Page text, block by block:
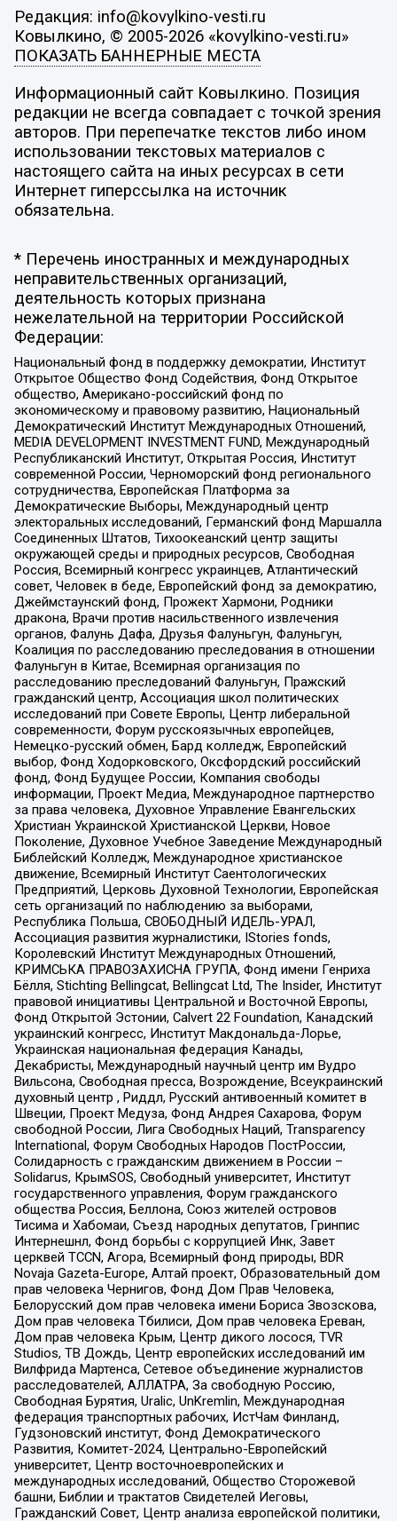
Редакция: info@kovylkino-vesti.ru
Ковылкино, © 2005-2026 «kovylkino-vesti.ru»
ПОКАЗАТЬ БАННЕРНЫЕ МЕСТА
Информационный сайт Ковылкино. Позиция
редакции не всегда совпадает с точкой зрения
авторов. При перепечатке текстов либо ином
использовании текстовых материалов с
настоящего сайта на иных ресурсах в сети
Интернет гиперссылка на источник
обязательна.
* Перечень иностранных и международных
неправительственных организаций,
деятельность которых признана
нежелательной на территории Российской
Федерации:
Национальный фонд в поддержку демократии, Институт
Открытое Общество Фонд Содействия, Фонд Открытое
общество, Американо-российский фонд по
экономическому и правовому развитию, Национальный
Демократический Институт Международных Отношений,
MEDIA DEVELOPMENT INVESTMENT FUND, Международный
Республиканский Институт, Открытая Россия, Институт
современной России, Черноморский фонд регионального
сотрудничества, Европейская Платформа за
Демократические Выборы, Международный центр
электоральных исследований, Германский фонд Маршалла
Соединенных Штатов, Тихоокеанский центр защиты
окружающей среды и природных ресурсов, Свободная
Россия, Всемирный конгресс украинцев, Атлантический
совет, Человек в беде, Европейский фонд за демократию,
Джеймстаунский фонд, Прожект Хармони, Родники
дракона, Врачи против насильственного извлечения
органов, Фалунь Дафа, Друзья Фалуньгун, Фалуньгун,
Коалиция по расследованию преследования в отношении
Фалуньгун в Китае, Всемирная организация по
расследованию преследований Фалуньгун, Пражский
гражданский центр, Ассоциация школ политических
исследований при Совете Европы, Центр либеральной
современности, Форум русскоязычных европейцев,
Немецко-русский обмен, Бард колледж, Европейский
выбор, Фонд Ходорковского, Оксфордский российский
фонд, Фонд Будущее России, Компания свободы
информации, Проект Медиа, Международное партнерство
за права человека, Духовное Управление Евангельских
Христиан Украинской Христианской Церкви, Новое
Поколение, Духовное Учебное Заведение Международный
Библейский Колледж, Международное христианское
движение, Всемирный Институт Саентологических
Предприятий, Церковь Духовной Технологии, Европейская
сеть организаций по наблюдению за выборами,
Республика Польша, СВОБОДНЫЙ ИДЕЛЬ-УРАЛ,
Ассоциация развития журналистики, IStories fonds,
Королевский Институт Международных Отношений,
КРИМСЬКА ПРАВОЗАХИСНА ГРУПА, Фонд имени Генриха
Бёлля, Stichting Bellingcat, Bellingcat Ltd, The Insider, Институт
правовой инициативы Центральной и Восточной Европы,
Фонд Открытой Эстонии, Calvert 22 Foundation, Канадский
украинский конгресс, Институт Макдональда-Лорье,
Украинская национальная федерация Канады,
Декабристы, Международный научный центр им Вудро
Вильсона, Свободная пресса, Возрождение, Всеукраинский
духовный центр , Риддл, Русский антивоенный комитет в
Швеции, Проект Медуза, Фонд Андрея Сахарова, Форум
свободной России, Лига Свободных Наций, Transparеncy
International, Форум Свободных Народов ПостРоссии,
Солидарность с гражданским движением в России –
Solidarus, КрымSOS, Свободный университет, Институт
государственного управления, Форум гражданского
общества Россия, Беллона, Союз жителей островов
Тисима и Хабомаи, Съезд народных депутатов, Гринпис
Интернешнл, Фонд борьбы с коррупцией Инк, Завет
церквей TCCN, Агора, Всемирный фонд природы, BDR
Novaja Gazeta-Europe, Алтай проект, Образовательный дом
прав человека Чернигов, Фонд Дом Прав Человека,
Белорусский дом прав человека имени Бориса Звозскова,
Дом прав человека Тбилиси, Дом прав человека Ереван,
Дом прав человека Крым, Центр дикого лосося, TVR
Studios, ТВ Дождь, Центр европейских исследований им
Вилфрида Мартенса, Сетевое объединение журналистов
расследователей, АЛЛАТРА, За свободную Россию,
Свободная Бурятия, Uralic, UnKremlin, Международная
федерация транспортных рабочих, ИстЧам Финланд,
Гудзоновский институт, Фонд Демократического
Развития, Комитет-2024, Центрально-Европейский
университет, Центр восточноевропейских и
международных исследований, Общество Сторожевой
башни, Библии и трактатов Свидетелей Иеговы,
Гражданский Совет, Центр анализа европейской политики,